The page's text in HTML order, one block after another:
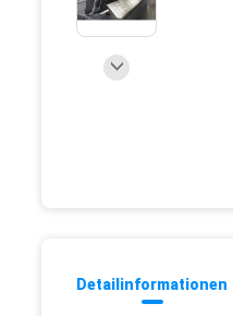
Detailinformationen